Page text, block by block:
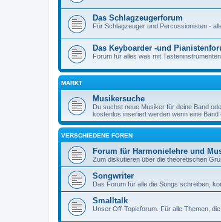
Das Schlagzeugerforum
Für Schlagzeuger und Percussionisten -
Das Keyboarder -und
Forum für alles was mit
MARKT
Musikersuche
Du suchst neue Musiker für deine Band
kostenlos inseriert werden wenn eine
VERSCHIEDENE FOREN
Forum für Harmonielehre und
Zum diskutieren über die theoretischen
Songwriter
Das Forum für alle die Songs schreiben,
Smalltalk
Unser Off-Topicforum. Für alle Themen,